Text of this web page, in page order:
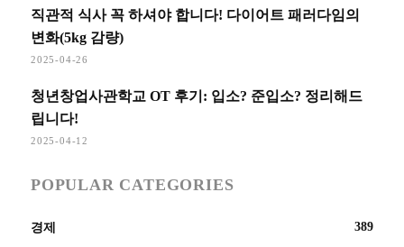
직관적 식사 꼭 하셔야 합니다! 다이어트 패러다임의
변화(5kg 감량)
2025-04-26
청년창업사관학교 OT 후기: 입소? 준입소? 정리해드
립니다!
2025-04-12
POPULAR CATEGORIES
경제 389